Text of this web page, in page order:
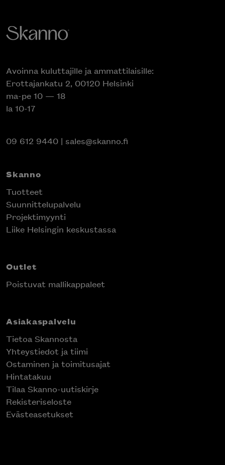
Avoinna kuluttajille ja ammattilaisille:
Erottajankatu 2, 00120 Helsinki
ma-pe 10 — 18
la 10-17
09 612 9440 | sales@skanno.fi
Skanno
Tuotteet
Suunnittelupalvelu
Projektimyynti
Liike Helsingin keskustassa
Outlet
Poistuvat mallikappaleet
Asiakaspalvelu
Tietoa Skannosta
Yhteystiedot ja tiimi
Ostaminen ja toimitusajat
Hintatakuu
Tilaa Skanno-uutiskirje
Rekisteriseloste
Evästeasetukset